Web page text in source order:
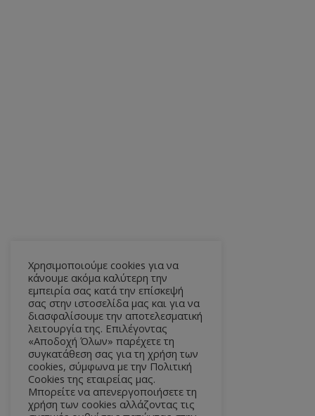
Χρησιμοποιούμε cookies για να
κάνουμε ακόμα καλύτερη την
εμπειρία σας κατά την επίσκεψή
σας στην ιστοσελίδα μας και για να
διασφαλίσουμε την αποτελεσματική
λειτουργία της. Επιλέγοντας
«Αποδοχή Όλων» παρέχετε τη
συγκατάθεση σας για τη χρήση των
cookies, σύμφωνα με την Πολιτική
Cookies της εταιρείας μας.
Μπορείτε να απενεργοποιήσετε τη
χρήση των cookies αλλάζοντας τις